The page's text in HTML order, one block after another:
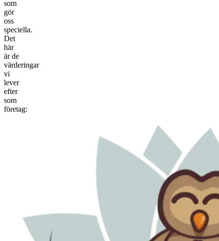
som
gör
oss
speciella.
Det
här
är de
värderingar
vi
lever
efter
som
företag: